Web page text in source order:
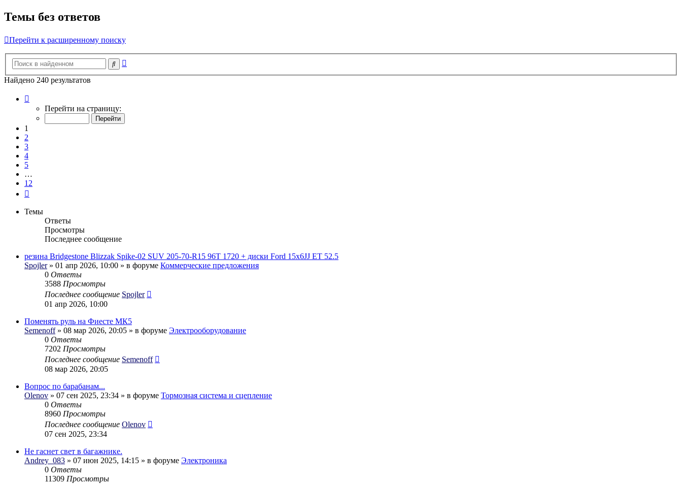
Темы без ответов
Перейти к расширенному поиску
Поиск
Найдено 240 результатов
Перейти на страницу:
1
2
3
4
5
…
12
Темы
Ответы
Просмотры
Последнее сообщение
резина Bridgestone Blizzak Spike-02 SUV 205-70-R15 96T 1720 + диски Ford 15x6JJ ET 52.5
Spojler» 01 апр 2026, 10:00 » в форуме Коммерческие предложения
0 Ответы
3588 Просмотры
Последнее сообщение Spojler
01 апр 2026, 10:00
Поменять руль на Фиесте МК5
Semenoff» 08 мар 2026, 20:05 » в форуме Электрооборудование
0 Ответы
7202 Просмотры
Последнее сообщение Semenoff
08 мар 2026, 20:05
Вопрос по барабанам...
Olenov » 07 сен 2025, 23:34 » в форуме Тормозная система и сцепление
0 Ответы
8960 Просмотры
Последнее сообщение Olenov
07 сен 2025, 23:34
Не гаснет свет в багажнике.
Andrey_083 » 07 июн 2025, 14:15 » в форуме Электроника
0 Ответы
11309 Просмотры